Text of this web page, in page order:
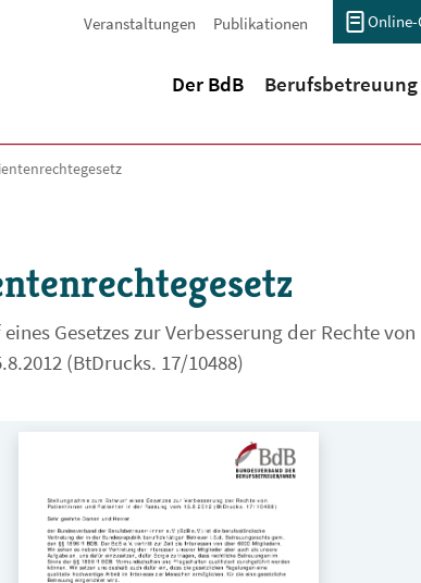
Veranstaltungen Publikationen Online-
Der BdB(current)
Berufsbetreuung
Gesetzes zur Verbesserung der Rechte von
(BtDrucks. 17/10488)